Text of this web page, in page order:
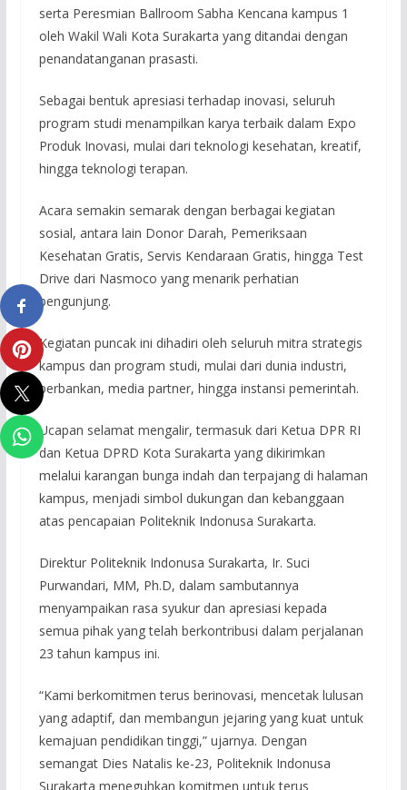
serta Peresmian Ballroom Sabha Kencana kampus 1
oleh Wakil Wali Kota Surakarta yang ditandai dengan
penandatanganan prasasti.
Sebagai bentuk apresiasi terhadap inovasi, seluruh
program studi menampilkan karya terbaik dalam Expo
Produk Inovasi, mulai dari teknologi kesehatan, kreatif,
hingga teknologi terapan.
Acara semakin semarak dengan berbagai kegiatan
sosial, antara lain Donor Darah, Pemeriksaan
Kesehatan Gratis, Servis Kendaraan Gratis, hingga Test
Drive dari Nasmoco yang menarik perhatian
pengunjung.
Kegiatan puncak ini dihadiri oleh seluruh mitra strategis
kampus dan program studi, mulai dari dunia industri,
perbankan, media partner, hingga instansi pemerintah.
Ucapan selamat mengalir, termasuk dari Ketua DPR RI
dan Ketua DPRD Kota Surakarta yang dikirimkan
melalui karangan bunga indah dan terpajang di halaman
kampus, menjadi simbol dukungan dan kebanggaan
atas pencapaian Politeknik Indonusa Surakarta.
Direktur Politeknik Indonusa Surakarta, Ir. Suci
Purwandari, MM, Ph.D, dalam sambutannya
menyampaikan rasa syukur dan apresiasi kepada
semua pihak yang telah berkontribusi dalam perjalanan
23 tahun kampus ini.
“Kami berkomitmen terus berinovasi, mencetak lulusan
yang adaptif, dan membangun jejaring yang kuat untuk
kemajuan pendidikan tinggi,” ujarnya. Dengan
semangat Dies Natalis ke-23, Politeknik Indonusa
Surakarta meneguhkan komitmen untuk terus